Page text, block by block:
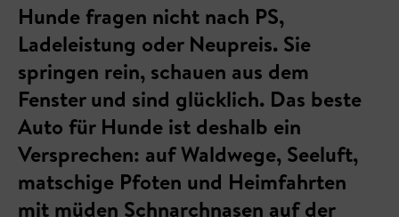
Hunde fragen nicht nach PS,
Ladeleistung oder Neupreis. Sie
springen rein, schauen aus dem
Fenster und sind glücklich. Das beste
Auto für Hunde ist deshalb ein
Versprechen: auf Waldwege, Seeluft,
matschige Pfoten und Heimfahrten
mit müden Schnarchnasen auf der